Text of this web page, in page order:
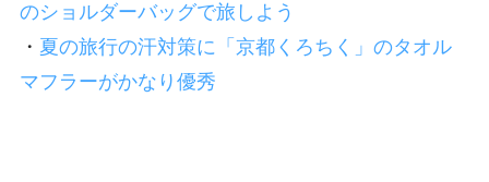
のショルダーバッグで旅しよう
・ 夏の旅行の汗対策に「京都くろちく」のタオル
マフラーがかなり優秀